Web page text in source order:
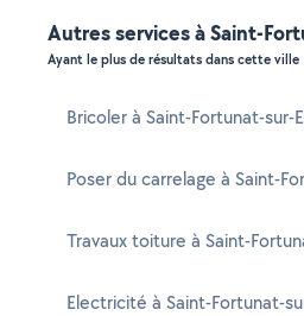
Autres services à Saint-
Ayant le plus de résultats dans cette ville
Bricoler à Saint-Fortunat-sur-
Poser du carrelage à Saint-
Travaux toiture à Saint-
Electricité à Saint-Fortunat-